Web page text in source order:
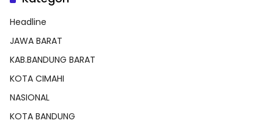
Headline
JAWA BARAT
KAB.BANDUNG BARAT
KOTA CIMAHI
NASIONAL
KOTA BANDUNG